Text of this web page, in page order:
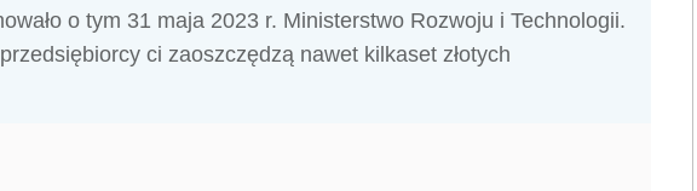
o tym 31 maja 2023 r. Ministerstwo Rozwoju i Technologii.
ci zaoszczędzą nawet kilkaset złotych